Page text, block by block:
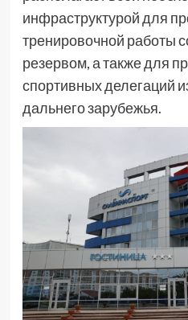
инфраструктурой для
тренировочной работы
резервом, а также для
спортивных делегаций
дальнего зарубежья.